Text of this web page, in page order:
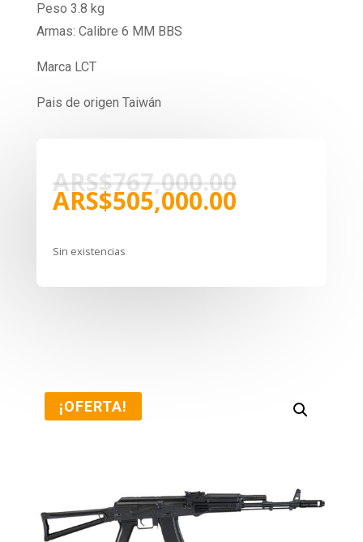
Peso 3.8 kg
Armas: Calibre 6 MM BBS
Marca LCT
Pais de origen Taiwán
ARS$767,000.00El
precio
ARS$505,000.00El
Sin existencias
¡OFERTA!